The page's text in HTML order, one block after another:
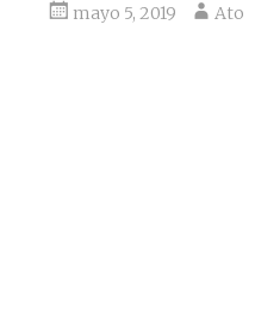
mayo 5, 2019 Ato